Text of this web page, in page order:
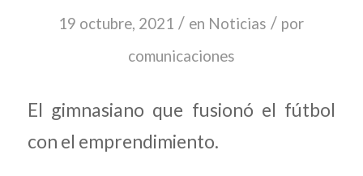
19 octubre, 2021 / en Noticias / por
comunicaciones
El gimnasiano que fusionó el fútbol
con el emprendimiento.